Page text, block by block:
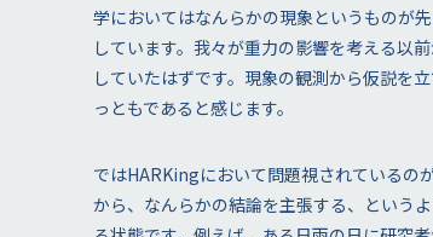
学においてはなんらかの現象というものが
しています。我々が重力の影響を考える以
していたはずです。現象の観測から仮説を
っともであると感じます。
ではHARKingにおいて問題視されているの
から、なんらかの結論を主張する、という